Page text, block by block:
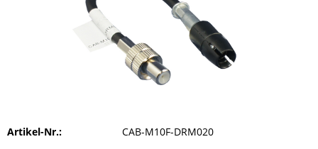
Artikel-Nr.: CAB-M10F-DRM020